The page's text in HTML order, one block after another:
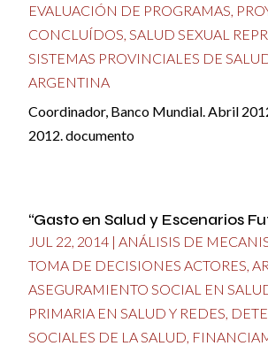
EVALUACIÓN DE PROGRAMAS
CONCLUÍDOS SALUD SEXUAL
SISTEMAS PROVINCIALES DE
ARGENTINA
Coordinador, Banco Mundial. Abril
2012. documento
“Gasto en Salud y Escenarios
JUL 22, 2014 | ANÁLISIS DE
TOMA DE DECISIONES ACTORES
ASEGURAMIENTO SOCIAL EN
PRIMARIA EN SALUD Y REDES
SOCIALES DE LA SALUD